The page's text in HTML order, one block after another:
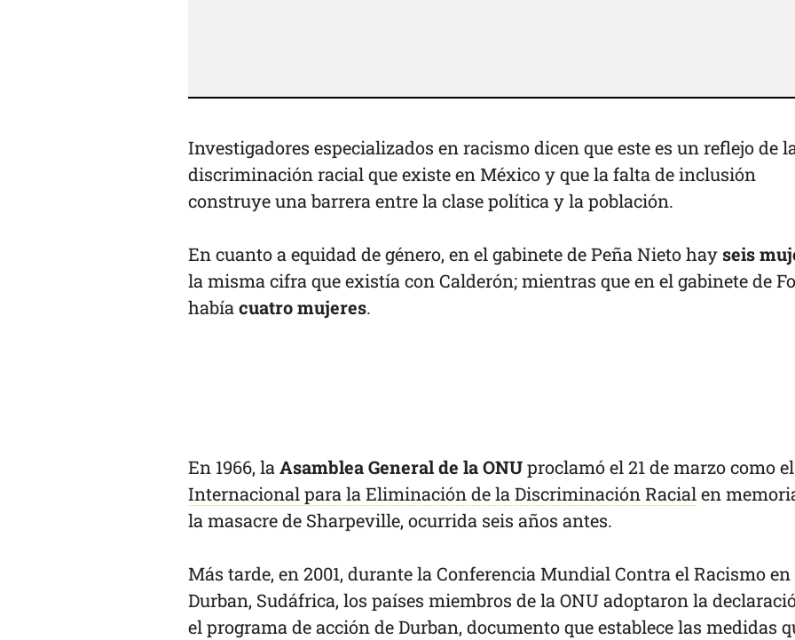
Investigadores especializados en racismo dicen que este es un reflejo de
discriminación racial que existe en México y que la falta de inclusión
construye una barrera entre la clase política y la población.
En cuanto a equidad de género, en el gabinete de Peña Nieto hay seis
la misma cifra que existía con Calderón; mientras que en el gabinete de
había cuatro mujeres.
En 1966, la Asamblea General de la ONUproclamó el 21 de marzo como
Internacional para la Eliminación de la Discriminación Racialen
la masacre de Sharpeville, ocurrida seis años antes.
Más tarde, en 2001, durante la Conferencia Mundial Contra el Racismo en
Durban, Sudáfrica, los países miembros de la ONU adoptaron la
el programa de acción de Durban, documento que establece las medidas